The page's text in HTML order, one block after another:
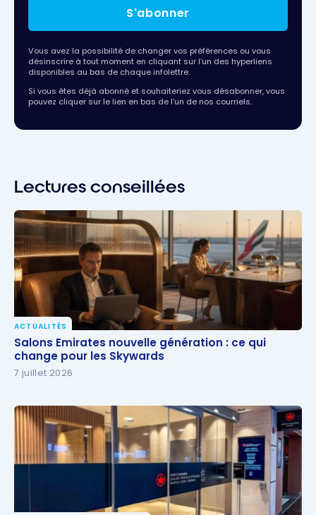
S'abonner
Vous avez la possibilité de changer vos préférences ou vous
désinscrire à tout moment en cliquant sur l’un des hyperliens
disponibles au bas de chaque infolettre.
Si vous êtes déjà abonné et souhaiteriez vous désabonner, vous
pouvez cliquer sur le lien en bas de l’un de nos courriels.
Lectures conseillées
Salons Emirates nouvelle génération : ce qui change
pour les Skywards
ACTUALITÉS
Salons Emirates nouvelle génération : ce qui
change pour les Skywards
7 juillet 2026